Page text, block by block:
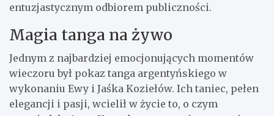
entuzjastycznym odbiorem publiczności.
Magia tanga na żywo
Jednym z najbardziej emocjonujących momentów
wieczoru był pokaz tanga argentyńskiego w
wykonaniu Ewy i Jaśka Koziełów. Ich taniec, pełen
elegancji i pasji, wcielił w życie to, o czym